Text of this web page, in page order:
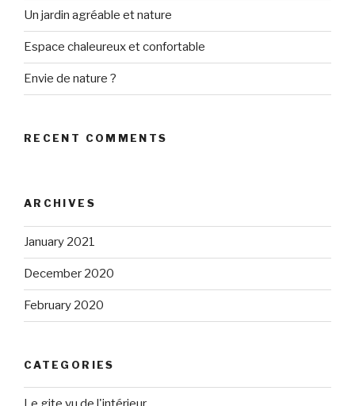
Un jardin agréable et nature
Espace chaleureux et confortable
Envie de nature ?
RECENT COMMENTS
ARCHIVES
January 2021
December 2020
February 2020
CATEGORIES